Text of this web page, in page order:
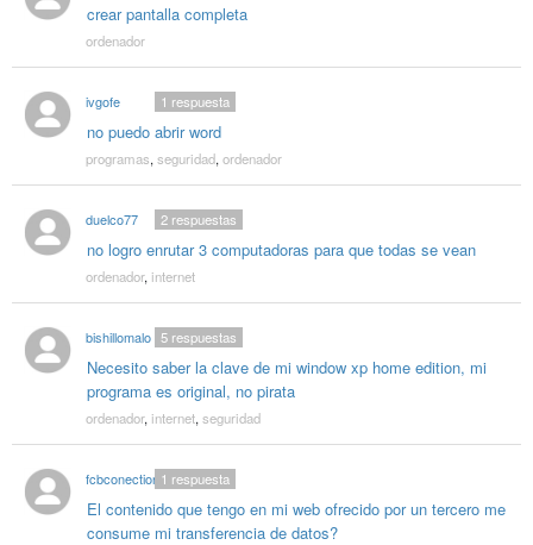
crear pantalla completa
ordenador
ivgofe
no puedo abrir word
1 respuesta
programas, seguridad, ordenador
duelco77
no logro enrutar 3 computadoras para que todas se vean
2respuestas
ordenador, internet
bishillomalo
Necesito saber la clave de mi window xp home edition, mi
programa es original, no pirata
5respuestas
ordenador, internet, seguridad
fcbconection
El contenido que tengo en mi web ofrecido por un tercero me
consume mi transferencia de datos?
1 respuesta